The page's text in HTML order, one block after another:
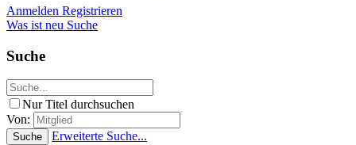
Anmelden Registrieren
Was ist neu Suche
Suche
Nur Titel durchsuchen
Von:
Suche Erweiterte Suche...